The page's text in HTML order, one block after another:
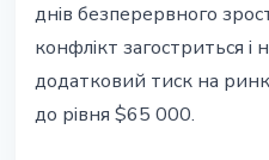
днів безперервного
конфлікт загостриться і
додатковий тиск на
до рівня $65 000.